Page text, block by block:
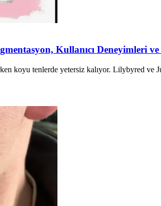
Kullanıcı Deneyimleri
koyu tenlerde yetersiz kalıyor. Lilybyred